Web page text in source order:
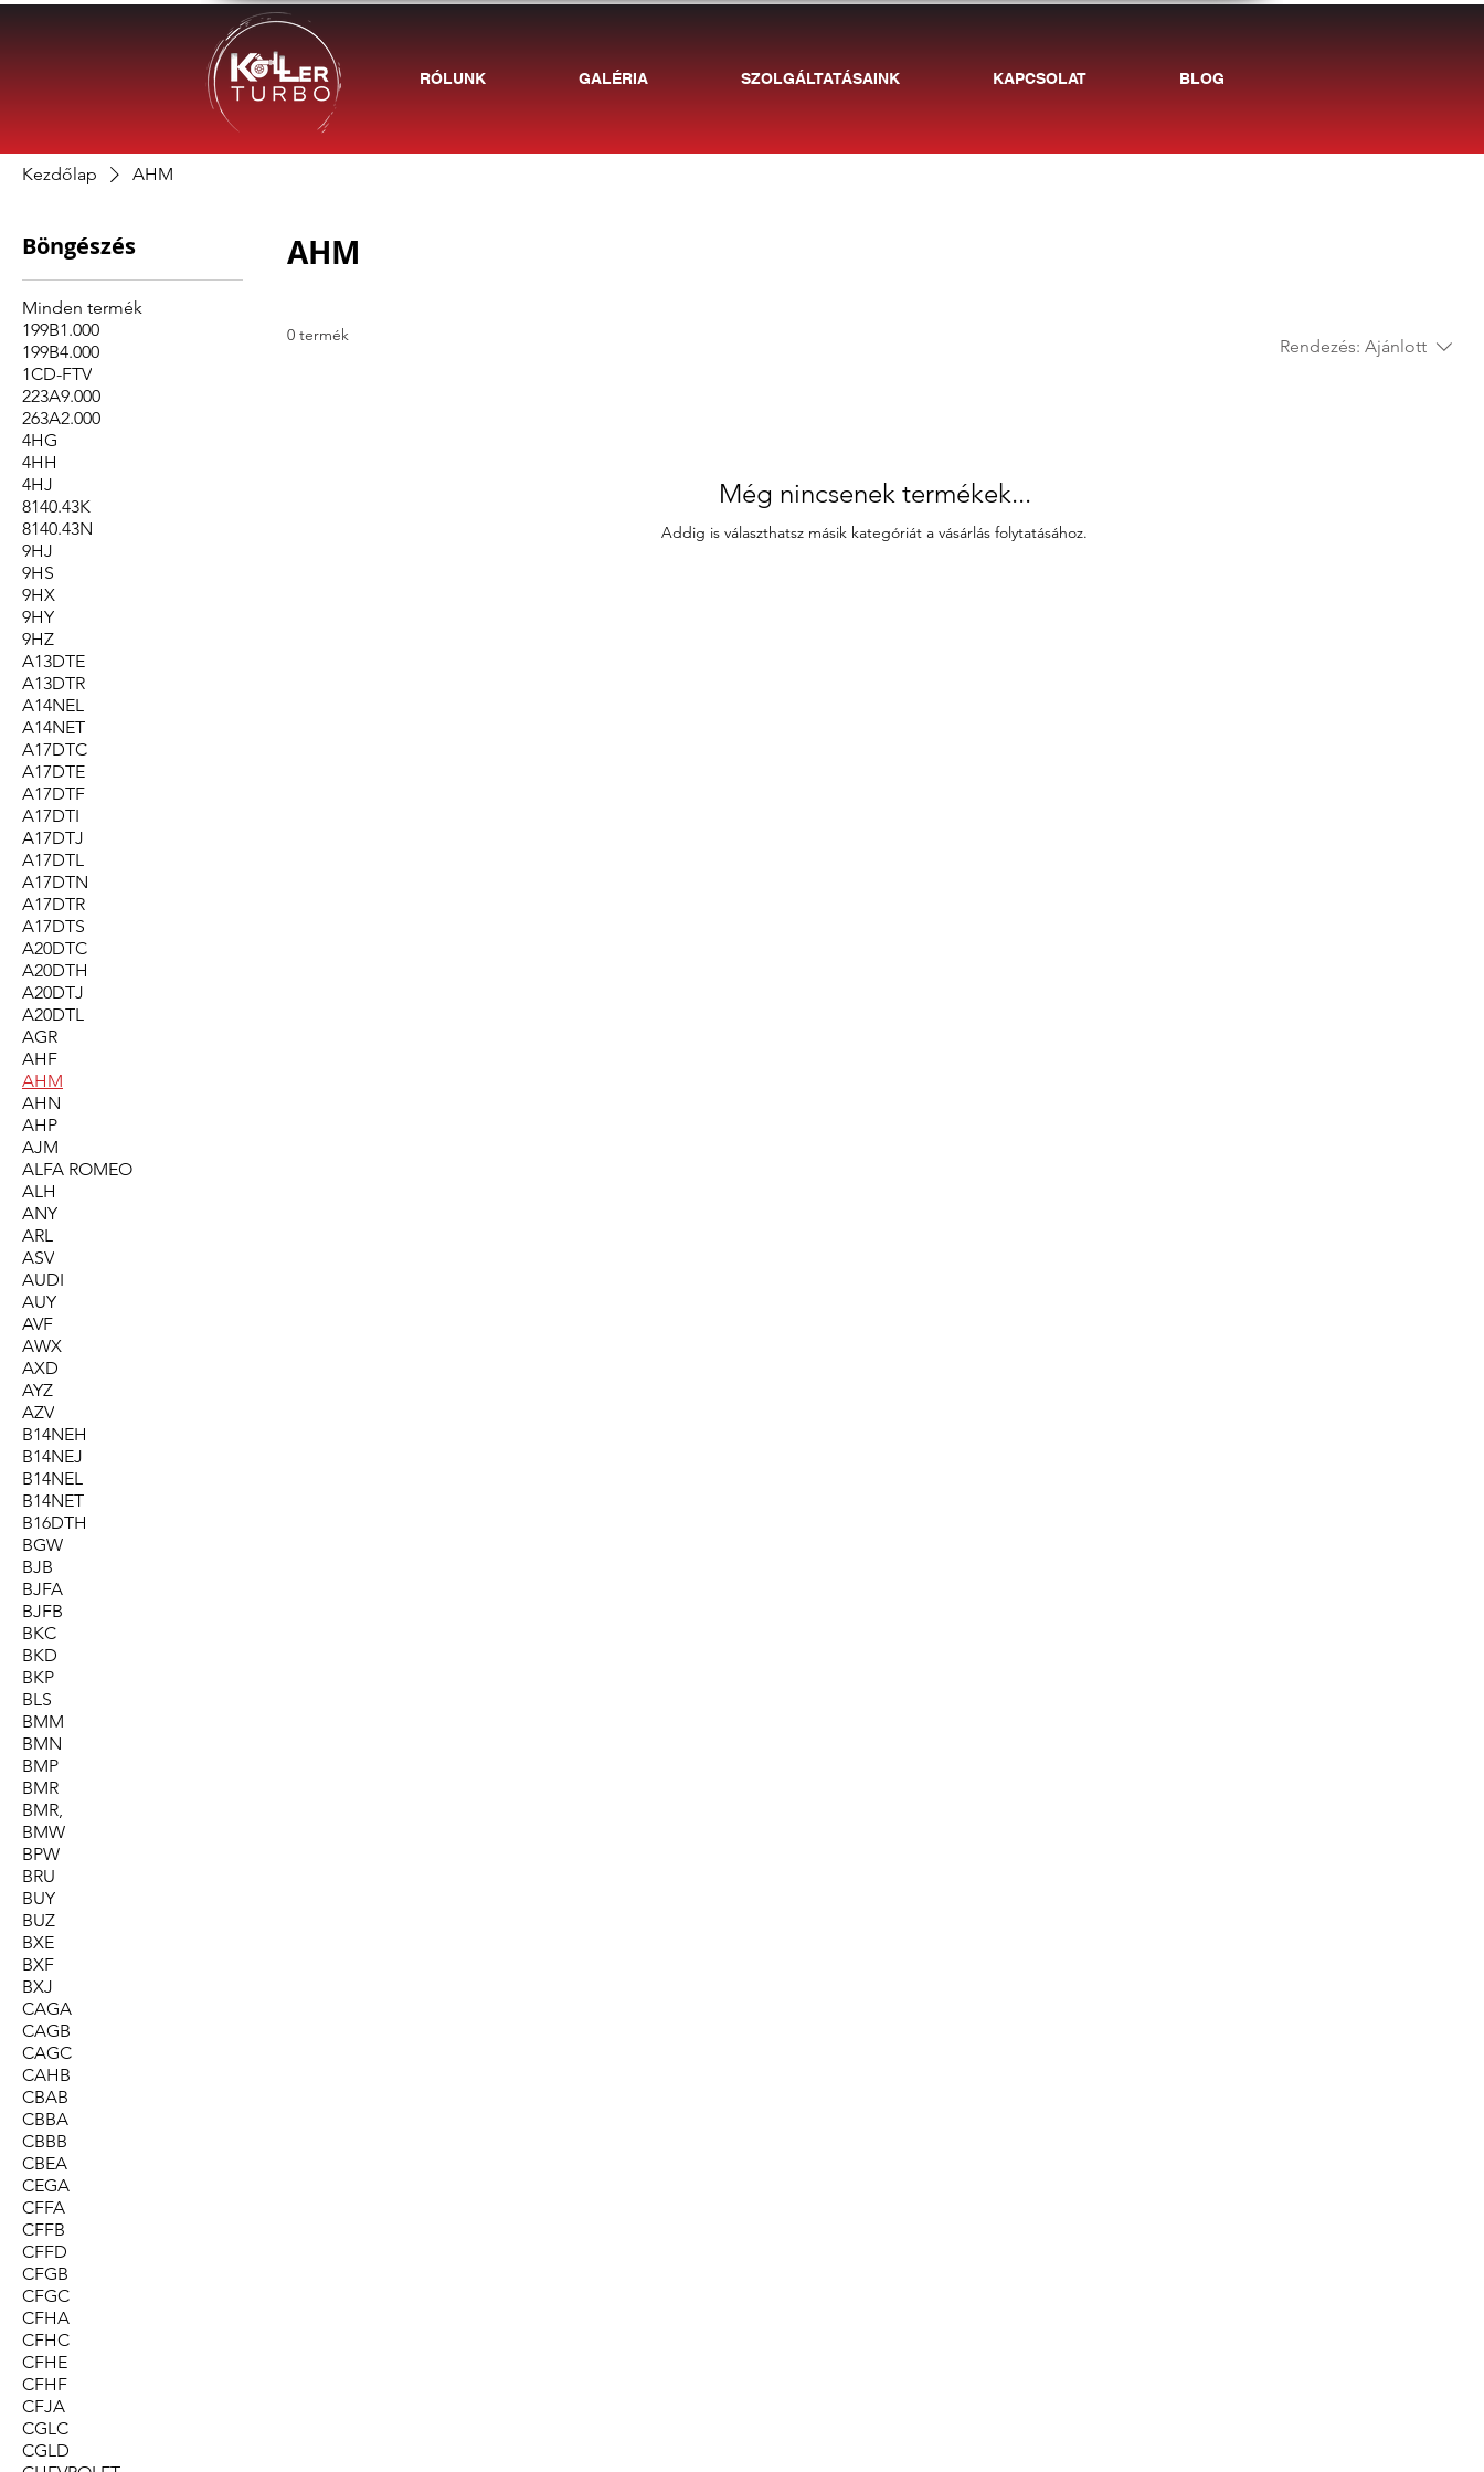
RÓLUNK GALÉRIA SZOLGÁLTATÁSAINK KAPCSOLAT BLOG
Kezdőlap AHM
Böngészés
Minden termék
199B1.000
199B4.000
1CD-FTV
223A9.000
263A2.000
4HG
4HH
4HJ
8140.43K
8140.43N
9HJ
9HS
9HX
9HY
9HZ
A13DTE
A13DTR
A14NEL
A14NET
A17DTC
A17DTE
A17DTF
A17DTI
A17DTJ
A17DTL
A17DTN
A17DTR
A17DTS
A20DTC
A20DTH
A20DTJ
A20DTL
AGR
AHF
AHM
AHN
AHP
AJM
ALFA ROMEO
ALH
ANY
ARL
ASV
AUDI
AUY
AVF
AWX
AXD
AYZ
AZV
B14NEH
B14NEJ
B14NEL
B14NET
B16DTH
BGW
BJB
BJFA
BJFB
BKC
BKD
BKP
BLS
BMM
BMN
BMP
BMR
BMR,
BMW
BPW
BRU
BUY
BUZ
BXE
BXF
BXJ
CAGA
CAGB
CAGC
CAHB
CBAB
CBBA
CBBB
CBEA
CEGA
CFFA
CFFB
CFFD
CFGB
CFGC
CFHA
CFHC
CFHE
CFHF
CFJA
CGLC
CGLD
AHM
0 termék
Rendezés: Ajánlott
Még nincsenek termékek...
Addig is választhatsz másik kategóriát a vásárlás folytatásához.